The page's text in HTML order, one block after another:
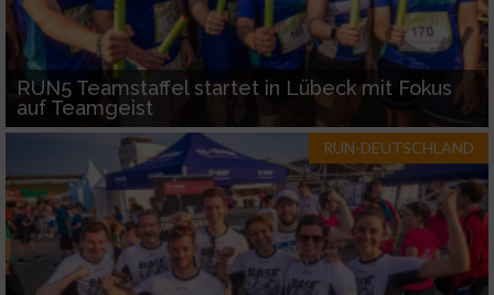
RUN5 Teamstaffel startet in Lübeck mit Fokus
auf Teamgeist
RUN-DEUTSCHLAND